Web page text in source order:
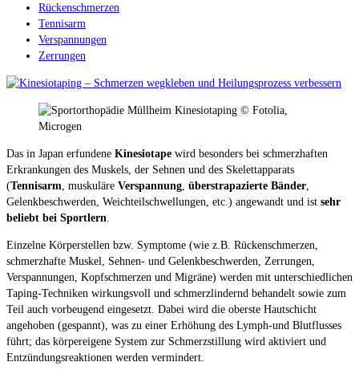
Rückenschmerzen
Tennisarm
Verspannungen
Zerrungen
Das in Japan erfundene Kinesiotape wird besonders bei schmerzhaften
Erkrankungen des Muskels, der Sehnen und des Skelettapparats
(Tennisarm , muskuläre Verspannung überstrapazierte Bänder
Gelenkbeschwerden, Weichteilschwellungen, etc.) angewandt und ist sehr
beliebt bei Sportlern
Einzelne Körperstellen bzw. Symptome (wie z.B. Rückenschmerzen,
schmerzhafte Muskel, Sehnen- und Gelenkbeschwerden, Zerrungen,
Verspannungen, Kopfschmerzen und Migräne) werden mit unterschiedlichen
Taping-Techniken wirkungsvoll und schmerzlindernd behandelt sowie zum
Teil auch vorbeugend eingesetzt. Dabei wird die oberste Hautschicht
angehoben (gespannt), was zu einer Erhöhung des Lymph-und Blutflusses
führt; das körpereigene System zur Schmerzstillung wird aktiviert und
Entzündungsreaktionen werden vermindert.